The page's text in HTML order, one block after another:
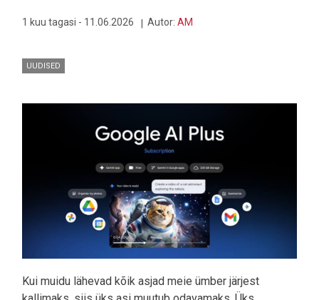
1 kuu tagasi - 11.06.2026 Autor: AM
UUDISED
Kui muidu lähevad kõik asjad meie ümber järjest